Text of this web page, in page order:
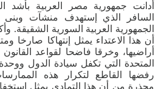
أدانت جمهورية مصر العربية بأشد
السافر الذي إستهدف منشآت
الجمهورية العربية السورية
أن هذا الاعتداء يمثل إنتهاكا صارخا
أراضيها، وخرقا فاضحا لقواعد
المتحدة التي تكفل سيادة الدول
رفضها القاطع لتكرار هذه الممارسات
محذرة من أن هذا التمادي يمثل